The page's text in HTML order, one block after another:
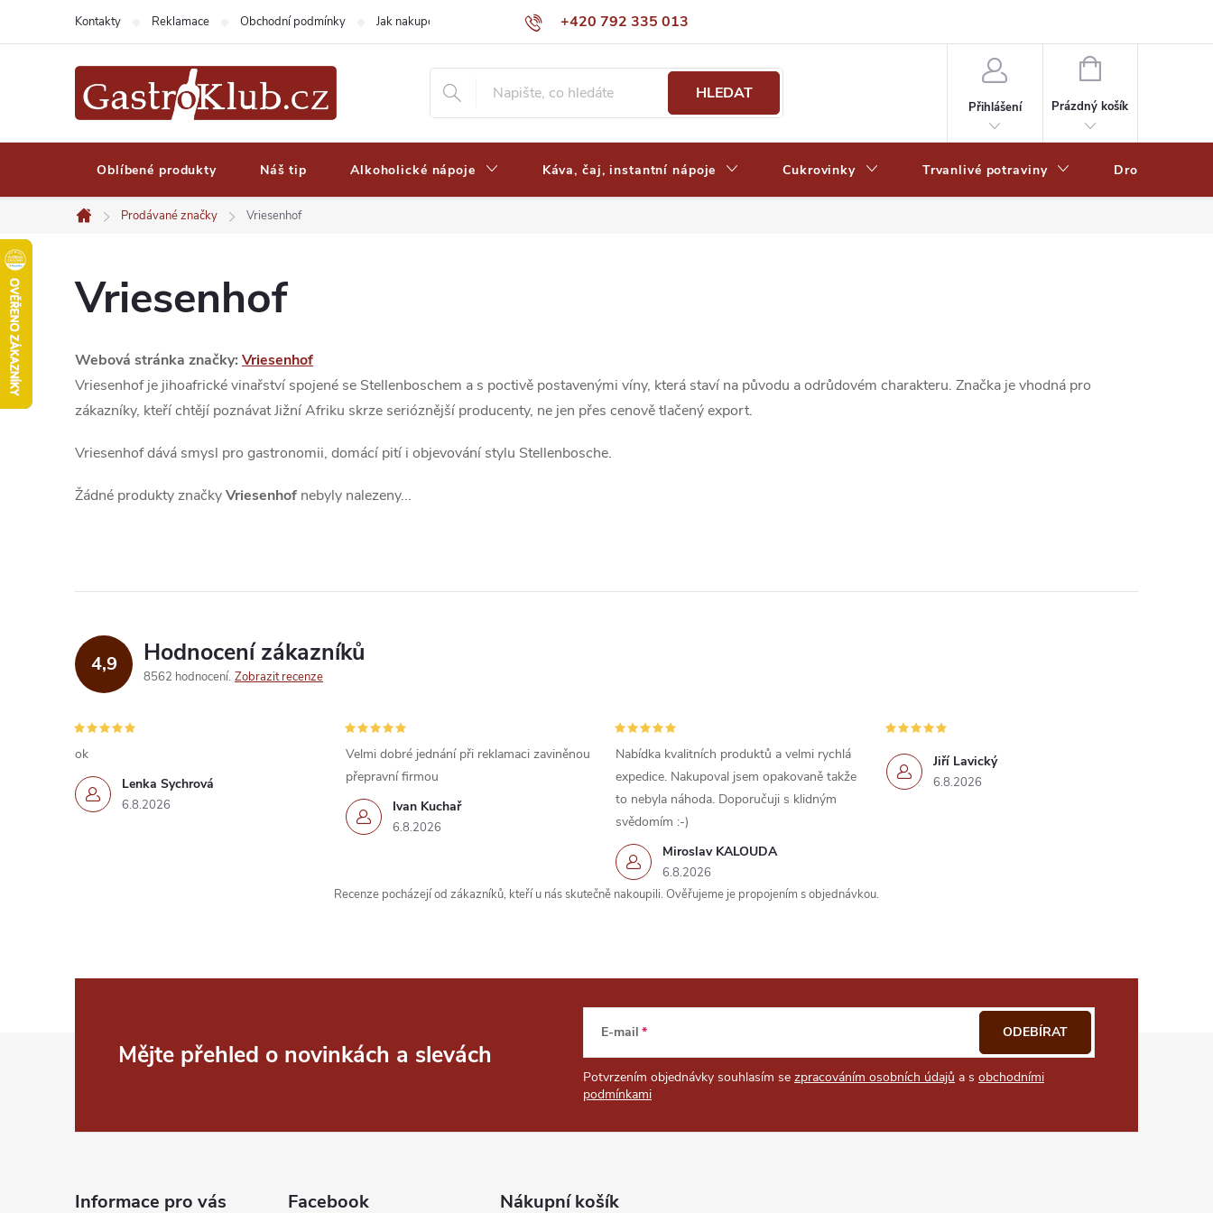
+420 792 335 013
Kontakty Reklamace Obchodní podmínky Jak nakupovat Výdejní místa a ceny dopravy Často kladené otázky
HLEDAT
Přihlášení
NÁKUPNÍ
Prázdný košík
Oblíbené produkty Náš tip Alkoholické nápoje Káva, čaj, instantní nápoje Cukrovinky Trvanlivé potraviny Drogerie
Domů
Prodávané značky Vriesenhof
Vriesenhof
Webová stránka značky: Vriesenhof
Vriesenhof je jihoafrické vinařství spojené se Stellenboschem a s poctivě postavenými víny, která staví na původu a odrůdovém charakteru. Značka je vhodná pro
zákazníky, kteří chtějí poznávat Jižní Afriku skrze serióznější producenty, ne jen přes cenově tlačený export.
Vriesenhof dává smysl pro gastronomii, domácí pití i objevování stylu Stellenbosche.
Žádné produkty značkyVriesenhof nebyly nalezeny...
4,9 Hodnocení zákazníků
8562 hodnocení Zobrazit recenze
Lenka Sychrová
6.8.2026
ok
Ivan Kuchař
6.8.2026
Velmi dobré jednání při reklamaci zaviněnou
přepravní firmou
Miroslav KALOUDA
6.8.2026
Nabídka kvalitních produktů a velmi rychlá
expedice. Nakupoval jsem opakovaně takže
to nebyla náhoda. Doporučuji s klidným
svědomím :-)
Jiří Lavický
6.8.2026
Recenze pocházejí od zákazníků, kteří u nás skutečně nakoupili. Ověřujeme je propojením s objednávkou.
Mějte přehled o novinkách a slevách
E-mail
Potvrzením objednávky souhlasím se zpracováním osobních údajů a s obchodními
podmínkami
ODEBÍRAT
Informace pro vás Facebook Nákupní košík